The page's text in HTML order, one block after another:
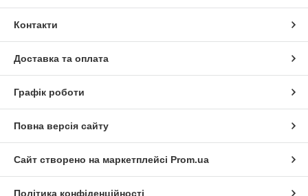
Контакти
Доставка та оплата
Графік роботи
Повна версія сайту
Сайт створено на маркетплейсі Prom.ua
Політика конфіденційності